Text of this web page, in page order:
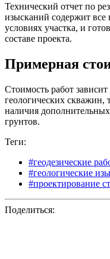
Технический отчет по
изысканий содержит
условиях участка, и
составе проекта.
Примерная
Стоимость работ
геологических скважин,
наличия
грунтов.
Теги:
#геодезические
#геологические
#проектирование
Поделиться: